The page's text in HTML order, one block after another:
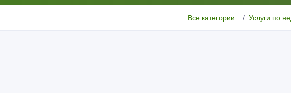
Все категории Услуги по